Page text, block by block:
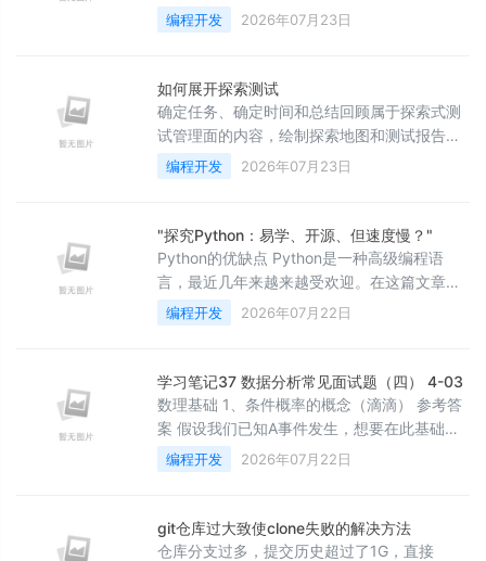
过去的简单归纳演绎，也不能止步于对危险要
素地单存地监测和预测，而是以更加科学严谨
更加综合更具实效的解决方案。 灾害风险洞察
是以灾害发生发展消亡过程机理为主线，以灾
害风险管理理论体系为框架构建的。灾害过程
是动态的，灾灾前、灾时、灾中、灾后的不同
阶段，各种致灾要素、承灾对象的时空变换
编程开发 2026年07月23日
如何展开探索测试
确定任务、确定时间和总结回顾属于探索式测
试管理面的内容，绘制探索地图和测试报告属
于探索式测试执行面的内容。一般来说，可以
请测试架构师来负责探索式管理面相关的内
绘制探索地图，进行探索式测试。 1.确定任务
确定探索式测试任务，首先要确定任务的类
型。一般说来，有3种探索式测试任务：全局
场景探索、特性漫游探索、局部功能点探索。
2.确定
编程开发 2026年07月23日
"探究Python：易学、开源、但速度慢？"
Python的优缺点 Python是一种高级编程语
言，最近几年来越来越受欢迎。在这篇文章
中，我们将探讨Python的优点和缺点。 优点：
1、简单易学 Python的语法非常简单，容易学
合初学者入门使用。 2、开源免费 Python是开
源软件，用户可以自由地修改、复制和分发。
这使得Python比其他商业化编程语言如Java、
编程开发 2026年07月22日
学习笔记37 数据分析常见面试题（四） 4-03
数理基础 1、条件概率的概念（滴滴） 参考答
案 假设我们已知A事件发生，想要在此基础上
求出B事件发生的概率时，需要考虑构建条件
概率P(A|B)，即A事件发生条件下B事件发生的
P(A|B)=P(AB)/P(B)。 ==就是一件事在另一件
事发生的基础上再发生的概率，这里主要考察
编程开发 2026年07月22日
git仓库过大致使clone失败的解决方法
仓库分支过多，提交历史超过了1G，直接